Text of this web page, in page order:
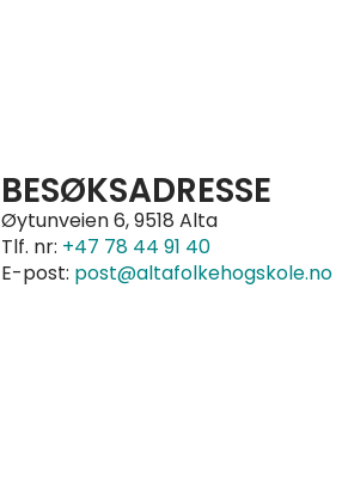
BESØKSADRESSE
Øytunveien 6, 9518 Alta
Tlf. nr: +47 78 44 91 40
E-post: post@altafolkehogskole.no